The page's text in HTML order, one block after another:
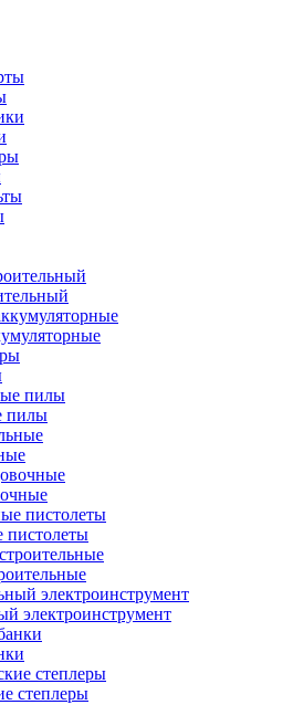
пилы
пистолеты
электроинструмент
степлеры